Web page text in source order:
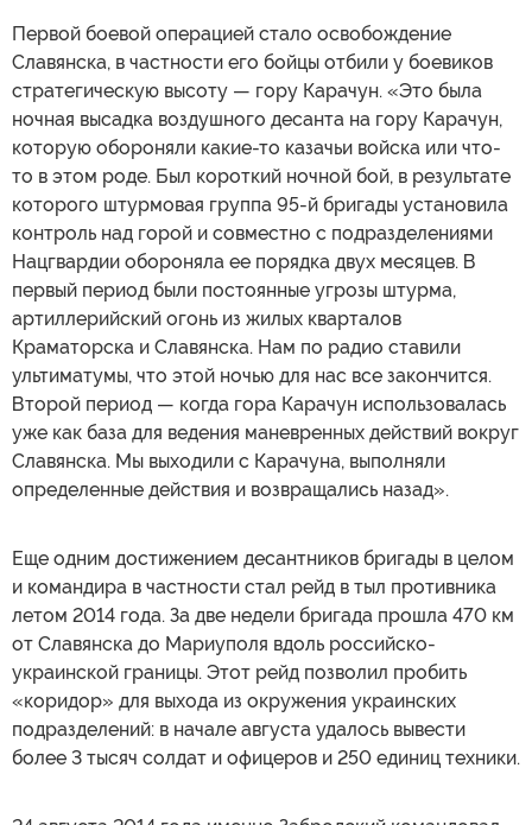
Первой боевой операцией стало освобождение
Славянска, в частности его бойцы отбили у боевиков
стратегическую высоту — гору Карачун. «Это была
ночная высадка воздушного десанта на гору Карачун,
которую обороняли какие-то казачьи войска или что-
то в этом роде. Был короткий ночной бой, в результате
которого штурмовая группа 95-й бригады установила
контроль над горой и совместно с подразделениями
Нацгвардии обороняла ее порядка двух месяцев. В
первый период были постоянные угрозы штурма,
артиллерийский огонь из жилых кварталов
Краматорска и Славянска. Нам по радио ставили
ультиматумы, что этой ночью для нас все закончится.
Второй период — когда гора Карачун использовалась
уже как база для ведения маневренных действий вокруг
Славянска. Мы выходили с Карачуна, выполняли
определенные действия и возвращались назад».
Еще одним достижением десантников бригады в целом
и командира в частности стал рейд в тыл противника
летом 2014 года. За две недели бригада прошла 470 км
от Славянска до Мариуполя вдоль российско-
украинской границы. Этот рейд позволил пробить
«коридор» для выхода из окружения украинских
подразделений: в начале августа удалось вывести
более 3 тысяч солдат и офицеров и 250 единиц техники.